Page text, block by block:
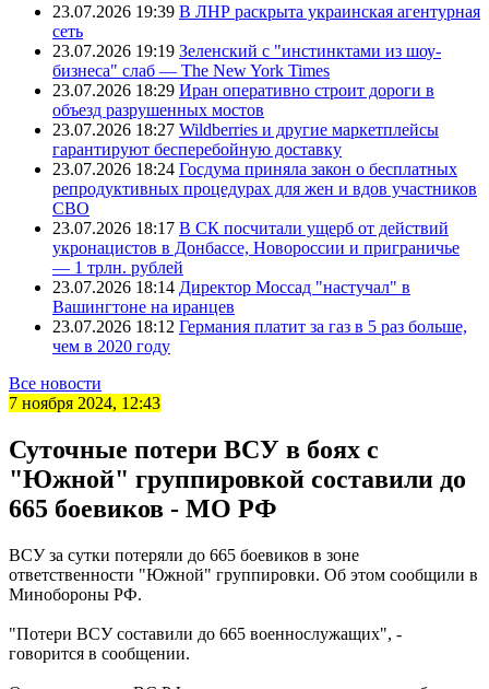
23.07.2026 19:39 В ЛНР раскрыта украинская агентурная
сеть
23.07.2026 19:19 Зеленский с "инстинктами из шоу-
бизнеса" слаб — The New York Times
23.07.2026 18:29 Иран оперативно строит дороги в
объезд разрушенных мостов
23.07.2026 18:27 Wildberries и другие маркетплейсы
гарантируют бесперебойную доставку
23.07.2026 18:24 Госдума приняла закон о бесплатных
репродуктивных процедурах для жен и вдов участников
СВО
23.07.2026 18:17 В СК посчитали ущерб от действий
укронацистов в Донбассе, Новороссии и приграничье
— 1 трлн. рублей
23.07.2026 18:14 Директор Моссад "настучал" в
Вашингтоне на иранцев
23.07.2026 18:12 Германия платит за газ в 5 раз больше,
чем в 2020 году
Все новости
7 ноября 2024, 12:43
Суточные потери ВСУ в боях с
"Южной" группировкой составили до
665 боевиков - МО РФ
ВСУ за сутки потеряли до 665 боевиков в зоне
ответственности "Южной" группировки. Об этом сообщили в
Минобороны РФ.
"Потери ВСУ составили до 665 военнослужащих", -
говорится в сообщении.